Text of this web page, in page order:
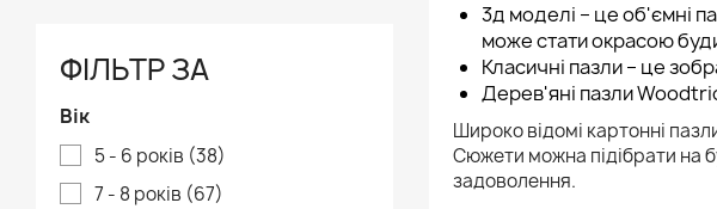
ФІЛЬТР ЗА
Вік
5 - 6 років (38)
7 - 8 років (67)
3д моделі – це об'ємні
може стати окрасою
Класичні пазли – це
Дерев'яні пазли
Широко відомі картонні
Сюжети можна підібрати на
задоволення.